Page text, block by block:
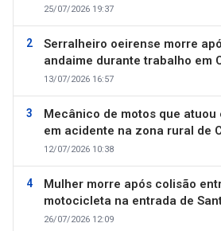
25/07/2026 19:37
Serralheiro oeirense morre
andaime durante trabalho em
13/07/2026 16:57
Mecânico de motos que atuou
em acidente na zona rural de
12/07/2026 10:38
Mulher morre após colisão
motocicleta na entrada de
26/07/2026 12:09